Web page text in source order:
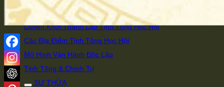
Giới Thiệu Đạo Sư của Tịnh Tông Học Hội
Duyên Khởi Thành Lập Tịnh Tông Học Hội
Các Địa Điểm Tịnh Tông Học Hội
Mô Hình Vận Hành Độc Lập
Tịnh Tông & Chính Trị
SƯ THỪA